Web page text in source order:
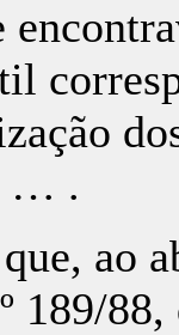
… .
ao
189/